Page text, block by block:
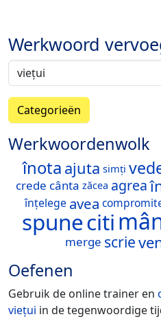
Werkwoord
Categorieën
Werkwoordenwolk
înota ajuta simți
crede cânta zăcea agrea
înțelege avea
spuneciti
merge scrie
Oefenen
Gebruik de online trainer en
viețui in de tegenwoordige